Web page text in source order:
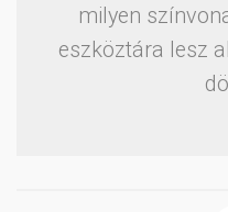
milyen
eszköztára lesz